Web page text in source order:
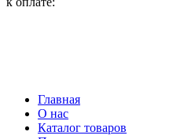
Главная
О нас
Каталог товаров